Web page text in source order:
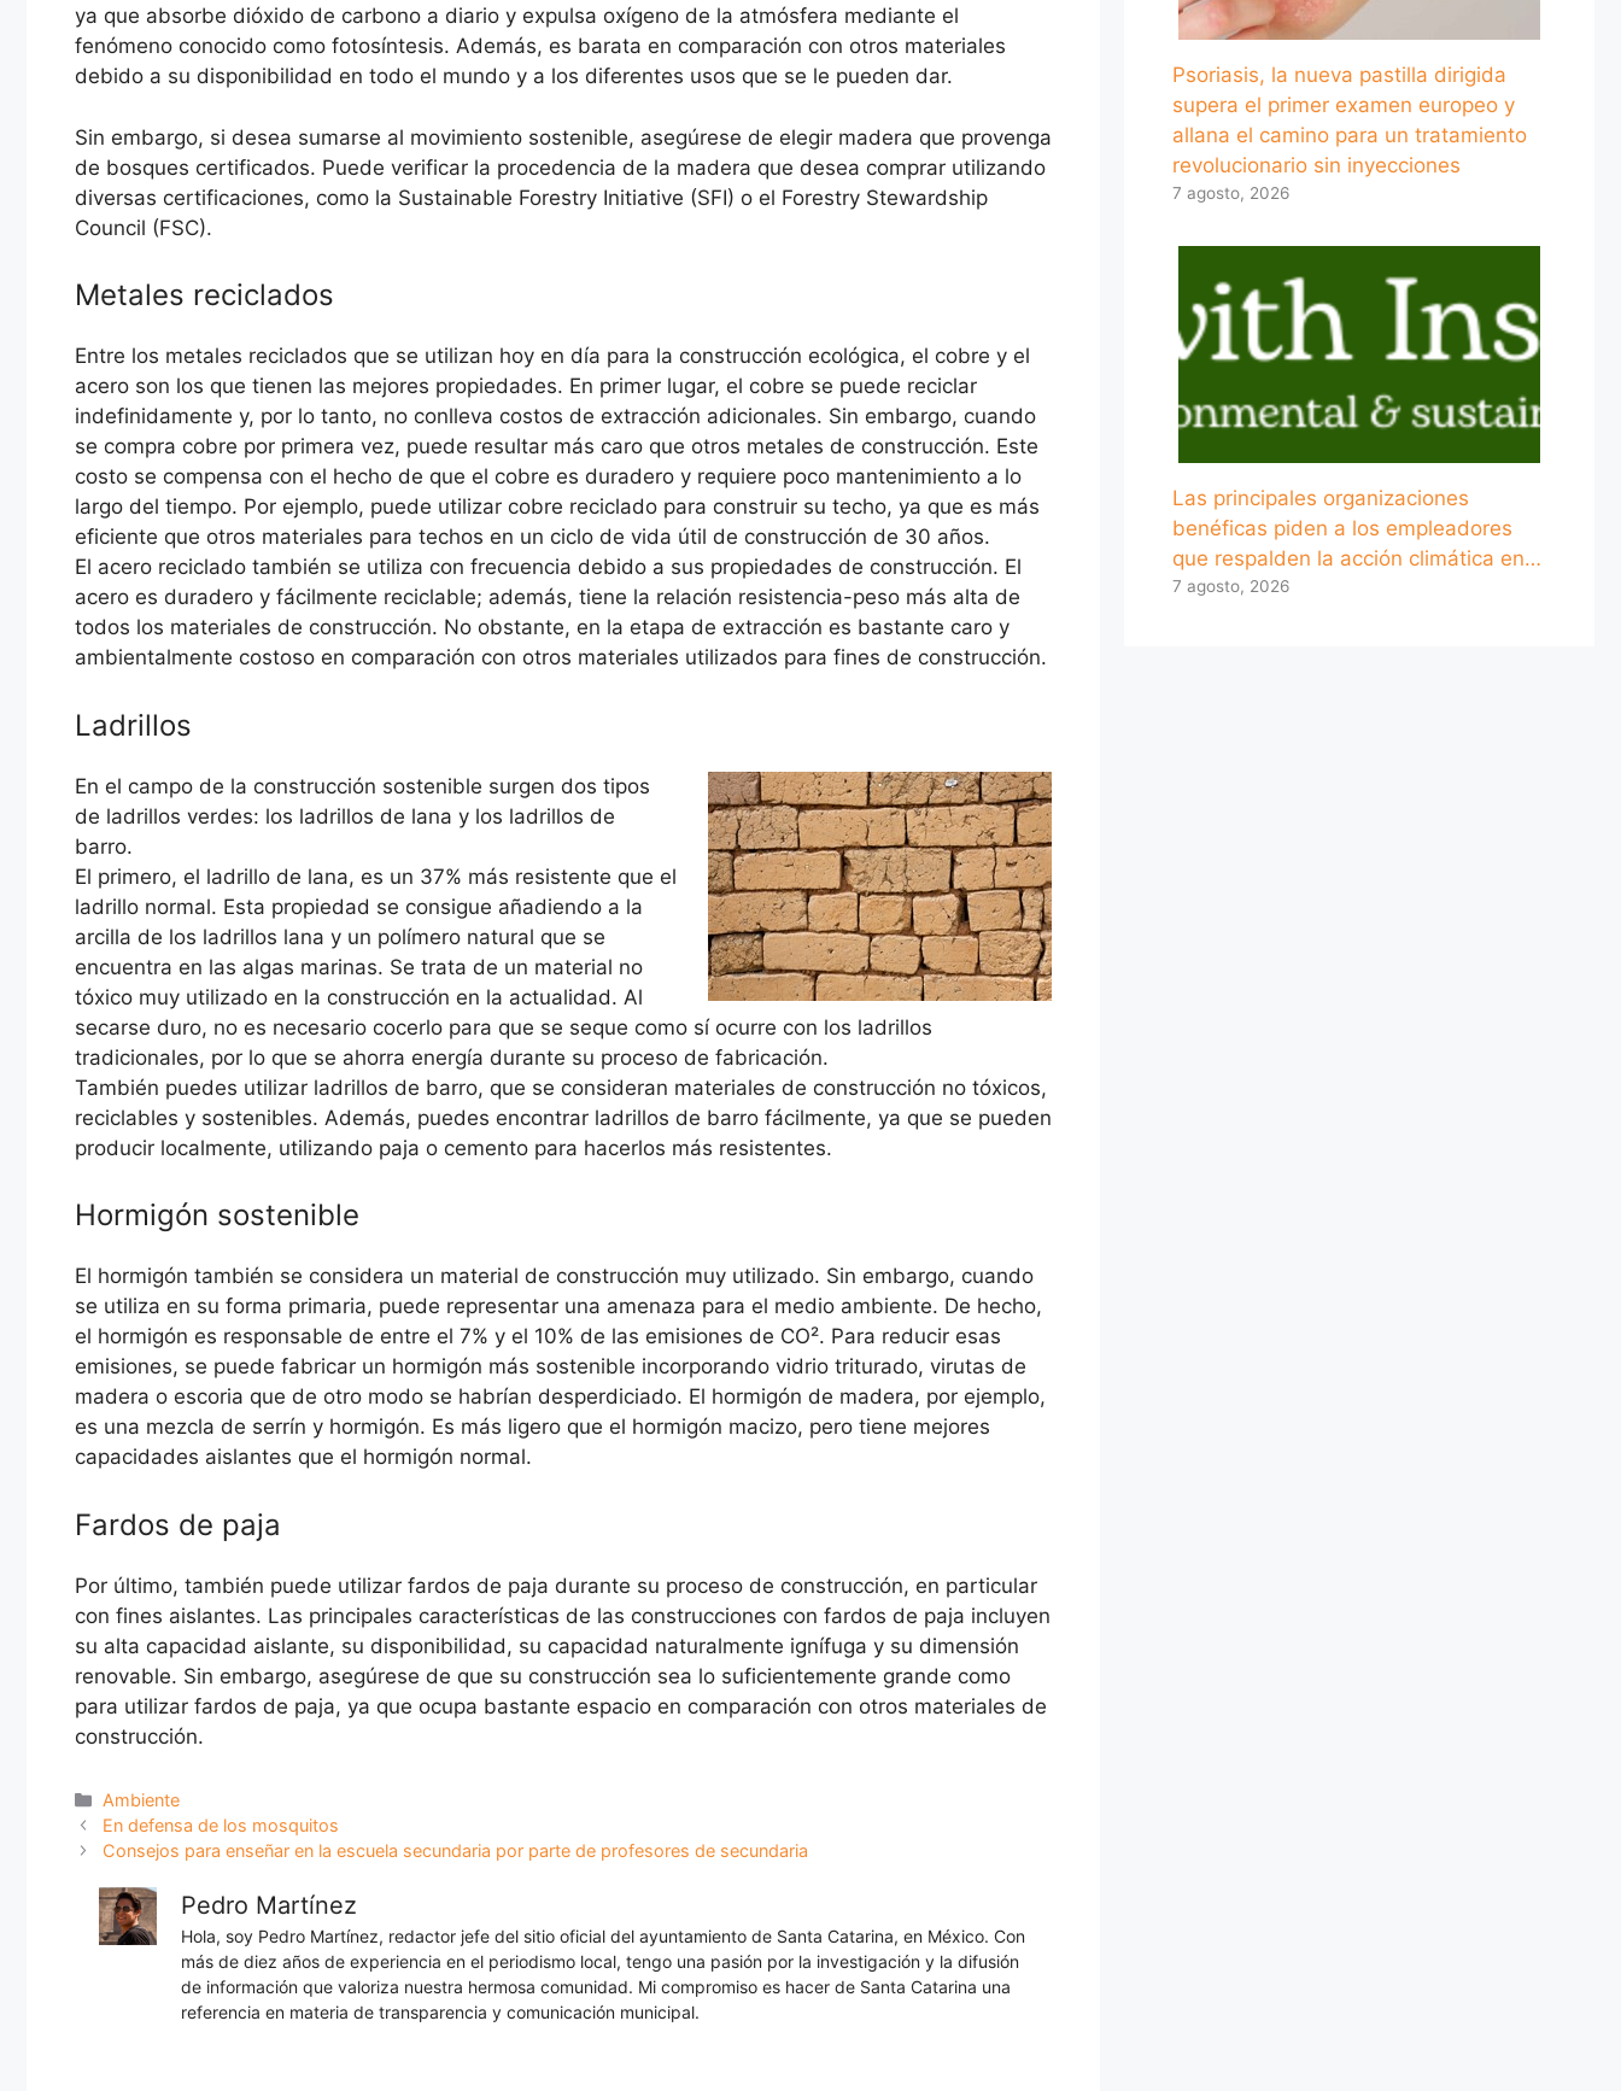
ya que absorbe dióxido de carbono a diario y expulsa oxígeno de la atmósfera mediante el
fenómeno conocido como fotosíntesis. Además, es barata en comparación con otros materiales
debido a su disponibilidad en todo el mundo y a los diferentes usos que se le pueden dar.
Sin embargo, si desea sumarse al movimiento sostenible, asegúrese de elegir madera que provenga
de bosques certificados. Puede verificar la procedencia de la madera que desea comprar utilizando
diversas certificaciones, como la Sustainable Forestry Initiative (SFI) o el Forestry Stewardship
Council (FSC).
Metales reciclados
Entre los metales reciclados que se utilizan hoy en día para la construcción ecológica, el cobre y el
acero son los que tienen las mejores propiedades. En primer lugar, el cobre se puede reciclar
indefinidamente y, por lo tanto, no conlleva costos de extracción adicionales. Sin embargo, cuando
se compra cobre por primera vez, puede resultar más caro que otros metales de construcción. Este
costo se compensa con el hecho de que el cobre es duradero y requiere poco mantenimiento a lo
largo del tiempo. Por ejemplo, puede utilizar cobre reciclado para construir su techo, ya que es más
eficiente que otros materiales para techos en un ciclo de vida útil de construcción de 30 años.
El acero reciclado también se utiliza con frecuencia debido a sus propiedades de construcción. El
acero es duradero y fácilmente reciclable; además, tiene la relación resistencia-peso más alta de
todos los materiales de construcción. No obstante, en la etapa de extracción es bastante caro y
ambientalmente costoso en comparación con otros materiales utilizados para fines de construcción.
Ladrillos
En el campo de la construcción sostenible surgen dos tipos
de ladrillos verdes: los ladrillos de lana y los ladrillos de
barro.
El primero, el ladrillo de lana, es un 37% más resistente que el
ladrillo normal. Esta propiedad se consigue añadiendo a la
arcilla de los ladrillos lana y un polímero natural que se
encuentra en las algas marinas. Se trata de un material no
tóxico muy utilizado en la construcción en la actualidad. Al
secarse duro, no es necesario cocerlo para que se seque como sí ocurre con los ladrillos
tradicionales, por lo que se ahorra energía durante su proceso de fabricación.
También puedes utilizar ladrillos de barro, que se consideran materiales de construcción no tóxicos,
reciclables y sostenibles. Además, puedes encontrar ladrillos de barro fácilmente, ya que se pueden
producir localmente, utilizando paja o cemento para hacerlos más resistentes.
Hormigón sostenible
El hormigón también se considera un material de construcción muy utilizado. Sin embargo, cuando
se utiliza en su forma primaria, puede representar una amenaza para el medio ambiente. De hecho,
el hormigón es responsable de entre el 7% y el 10% de las emisiones de CO². Para reducir esas
emisiones, se puede fabricar un hormigón más sostenible incorporando vidrio triturado, virutas de
madera o escoria que de otro modo se habrían desperdiciado. El hormigón de madera, por ejemplo,
es una mezcla de serrín y hormigón. Es más ligero que el hormigón macizo, pero tiene mejores
capacidades aislantes que el hormigón normal.
Fardos de paja
Por último, también puede utilizar fardos de paja durante su proceso de construcción, en particular
con fines aislantes. Las principales características de las construcciones con fardos de paja incluyen
su alta capacidad aislante, su disponibilidad, su capacidad naturalmente ignífuga y su dimensión
renovable. Sin embargo, asegúrese de que su construcción sea lo suficientemente grande como
para utilizar fardos de paja, ya que ocupa bastante espacio en comparación con otros materiales de
construcción.
Categorías
Ambiente
En defensa de los mosquitos
Consejos para enseñar en la escuela secundaria por parte de profesores de secundaria
Pedro Martínez
Hola, soy Pedro Martínez, redactor jefe del sitio oficial del ayuntamiento de Santa Catarina, en México. Con
más de diez años de experiencia en el periodismo local, tengo una pasión por la investigación y la difusión
de información que valoriza nuestra hermosa comunidad. Mi compromiso es hacer de Santa Catarina una
referencia en materia de transparencia y comunicación municipal.
Psoriasis, la nueva pastilla dirigida
supera el primer examen europeo y
allana el camino para un tratamiento
revolucionario sin inyecciones
7 agosto, 2026
Las principales organizaciones
benéficas piden a los empleadores
que respalden la acción climática en…
7 agosto, 2026